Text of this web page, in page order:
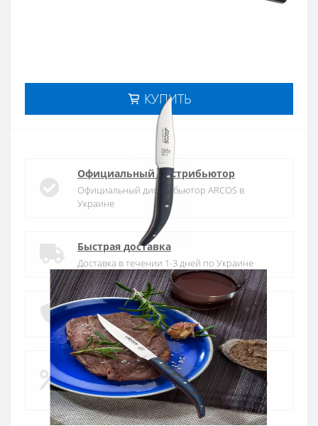
КУПИТЬ
Официальный дистрибьютор
Официальный дистрибьютор ARCOS в
Украине
Быстрая доставка
Доставка в течении 1-3 дней по Украине
Гарантия качества
10 лет гарантия на ножи
Покупай в кредит
Оплата частями или мгновенная рассрочка
от ПриватБанка